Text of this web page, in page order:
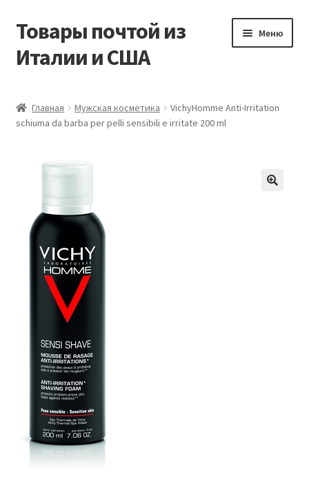
Перейти
навигации
Перейти
содержимому
Товары почтой из
Италии и США
Меню
Контакты
Корзина
Оформление заказа
Главная Мужская косметика
VichyHomme Anti-Irritation
schiuma da barba per pelli sensibili e irritate 200 ml